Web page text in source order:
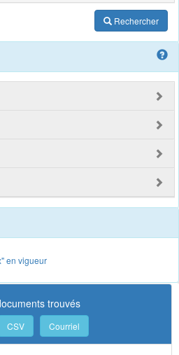
Rechercher
en vigueur
trouvés
CSV Courriel